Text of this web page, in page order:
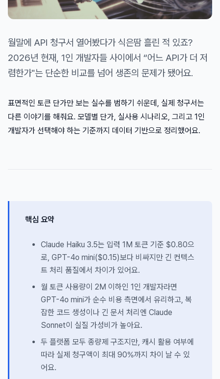
월말에 API 청구서 열어봤다가 식은땀 흘린 적 있죠?
2026년 현재, 1인 개발자들 사이에서 “어느 API가 더 저
렴한가"는 단순한 비교를 넘어 생존의 문제가 됐어요.
표면적인 토큰 단가만 보는 실수를 범하기 쉬운데, 실제 청구서는
다른 이야기를 해줘요. 모델별 단가, 실사용 시나리오, 그리고 1인
개발자가 선택해야 하는 기준까지 데이터 기반으로 정리했어요.
핵심 요약
Claude Haiku 3.5는 입력 1M 토큰 기준 $0.80으
로, GPT-4o mini($0.15)보다 비싸지만 긴 컨텍스
트 처리 품질에서 차이가 있어요.
월 토큰 사용량이 2M 이하인 1인 개발자라면
GPT-4o mini가 순수 비용 측면에서 유리하고, 복
잡한 코드 생성이나 긴 문서 처리엔 Claude
Sonnet이 실질 가성비가 높아요.
두 플랫폼 모두 종량제 구조지만, 캐시 활용 여부에
따라 실제 청구액이 최대 90%까지 차이 날 수 있
어요.